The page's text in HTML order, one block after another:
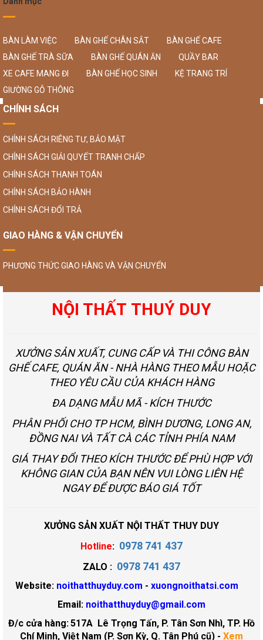
BÀN LÀM VIỆC BÀN GHẾ CHÂN SẮT
BÀN GHẾ CAFE
BÀN GHẾ TRÀ SỮA
BÀN GHẾ QUÁN ĂN
QUẦY BAR
XE CAFE MANG ĐI
BÀN GHẾ HỌC SINH
KỆ TRANG TRÍ
GIƯỜNG GỖ THÔNG
CHÍNH SÁCH
CHÍNH SÁCH RIÊNG TƯ, BẢO MẬT
CHÍNH SÁCH GIẢI QUYẾT TRANH CHẤP
CHÍNH SÁCH THANH TOÁN
CHÍNH SÁCH BẢO HÀNH
CHÍNH SÁCH ĐỔI TRẢ
GIAO HÀNG & VẬN CHUYỂN
PHƯƠNG THỨC GIAO HÀNG VÀ VẬN CHUYỂN
NỘI THẤT THUÝ DUY
XƯỞNG SẢN XUẤT, CUNG CẤP VÀ THI CÔNG BÀN
GHẾ CAFE, QUÁN ĂN - NHÀ HÀNG THEO MẪU HOẶC
THEO YÊU CẦU CỦA KHÁCH HÀNG
ĐA DẠNG MẪU MÃ - KÍCH THƯỚC
PHÂN PHỐI CHO TP HCM, BÌNH DƯƠNG, LONG AN,
ĐỒNG NAI VÀ TẤT CÀ CÁC TỈNH PHÍA NAM
GIÁ THAY ĐỔI THEO KÍCH THƯỚC ĐỂ PHÙ HỢP VỚI
KHÔNG GIAN CỦA BẠN NÊN VUI LÒNG LIÊN HỆ
NGAY ĐỂ ĐƯỢC BÁO GIÁ TỐT
XƯỞNG SẢN XUẤT NỘI THẤT THUY DUY
Hotline: 0978 741 437
ZALO : 0978 741 437
Website: noithatthuyduy.com - xuongnoithatsi.com
Email: noithatthuyduy@gmail.com
Đ/c cửa hàng:517A Lê Trọng Tấn, P. Tân Sơn Nhì, TP. Hồ
Chí Minh, Việt Nam (P. Sơn Kỳ, Q. Tân Phú cũ) - Xem